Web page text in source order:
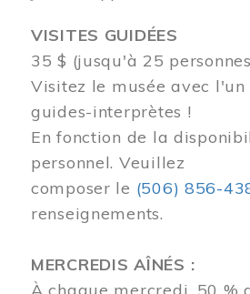
VISITES GUIDÉES
35 $ (jusqu'à 25
Visitez le musée avec l'un
guides-interprètes !
En fonction de la
personnel. Veuillez
composer le (506) 856-
renseignements.
MERCREDIS AÎNÉS :